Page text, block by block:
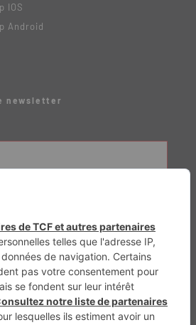
IOS
Android
newsletter
Sans Permis VTTAE.fr FullAttack